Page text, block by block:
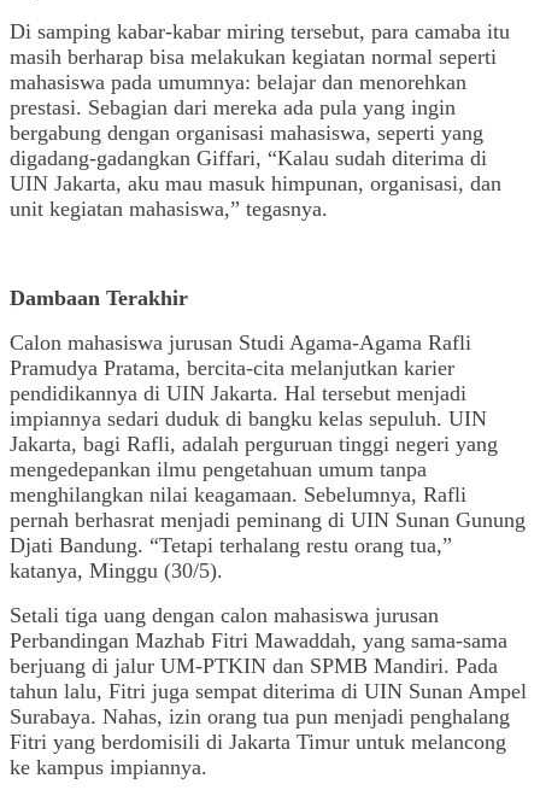
Di samping kabar-kabar miring tersebut, para camaba itu
masih berharap bisa melakukan kegiatan normal seperti
mahasiswa pada umumnya: belajar dan menorehkan
prestasi. Sebagian dari mereka ada pula yang ingin
bergabung dengan organisasi mahasiswa, seperti yang
digadang-gadangkan Giffari, “Kalau sudah diterima di
UIN Jakarta, aku mau masuk himpunan, organisasi, dan
unit kegiatan mahasiswa,” tegasnya.
Dambaan Terakhir
Calon mahasiswa jurusan Studi Agama-Agama Rafli
Pramudya Pratama, bercita-cita melanjutkan karier
pendidikannya di UIN Jakarta. Hal tersebut menjadi
impiannya sedari duduk di bangku kelas sepuluh. UIN
Jakarta, bagi Rafli, adalah perguruan tinggi negeri yang
mengedepankan ilmu pengetahuan umum tanpa
menghilangkan nilai keagamaan. Sebelumnya, Rafli
pernah berhasrat menjadi peminang di UIN Sunan Gunung
Djati Bandung. “Tetapi terhalang restu orang tua,”
katanya, Minggu (30/5).
Setali tiga uang dengan calon mahasiswa jurusan
Perbandingan Mazhab Fitri Mawaddah, yang sama-sama
berjuang di jalur UM-PTKIN dan SPMB Mandiri. Pada
tahun lalu, Fitri juga sempat diterima di UIN Sunan Ampel
Surabaya. Nahas, izin orang tua pun menjadi penghalang
Fitri yang berdomisili di Jakarta Timur untuk melancong
ke kampus impiannya.